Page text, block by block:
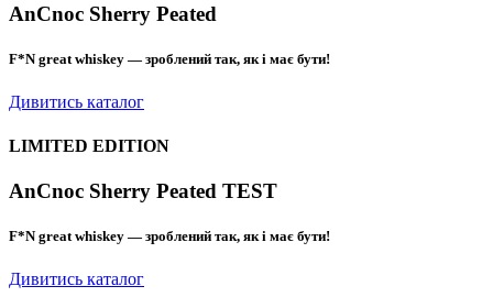
AnCnoc Sherry Peated
F*N great whiskey — зроблений так, як і має бути!
Дивитись каталог
LIMITED EDITION
AnCnoc Sherry Peated TEST
F*N great whiskey — зроблений так, як і має бути!
Дивитись каталог